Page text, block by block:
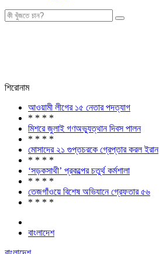
শিরোনাম
আওয়ামী লীগের ১৫ নেতার পদত্যাগ
* * * *
মিশরে জুলাই গণঅভ্যুত্থান দিবস পালন
* * * *
মোসাদের ২১ গুপ্তচরকে গ্রেপ্তার করল ইরান
* * * *
‘সড়কসাথী’ প্রকল্পের চতুর্থ কর্মশালা
* * * *
তেজগাঁওয়ে বিশেষ অভিযানে গ্রেফতার ৫৬
* * * *
বাংলাদেশ